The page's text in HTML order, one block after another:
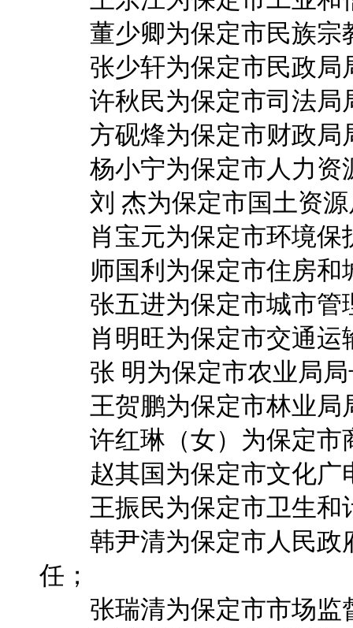
董少卿为保定市民族宗
张少轩为保定市民政局
许秋民为保定市司法局
方砚烽为保定市财政局
杨小宁为保定市人力资
刘 杰为保定市国土资源
肖宝元为保定市环境保
师国利为保定市住房和
张五进为保定市城市管
肖明旺为保定市交通运
张 明为保定市农业局局
王贺鹏为保定市林业局
许红琳（女）为保定市
赵其国为保定市文化广
王振民为保定市卫生和
韩尹清为保定市人民政
任；
张瑞清为保定市市场监